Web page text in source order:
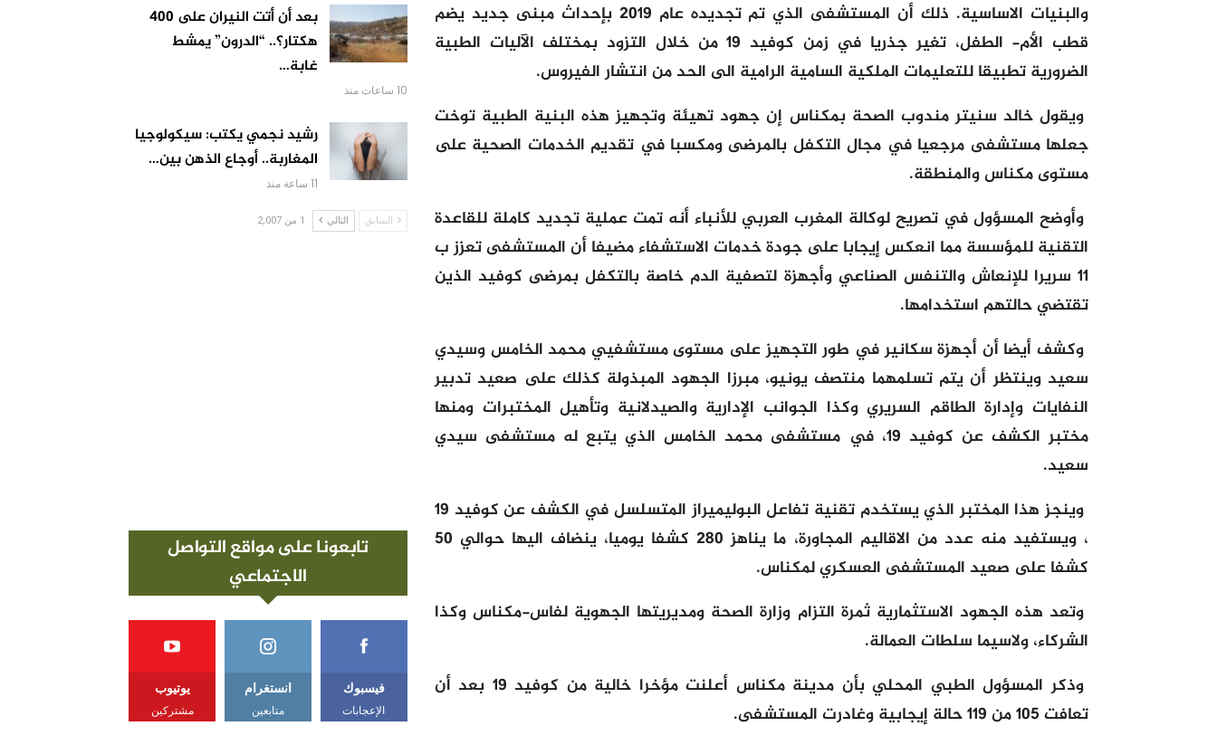
والبنيات الاساسية. ذلك أن المستشفى الذي تم تجديده عام 2019 بإحداث مبنى جديد يضم
قطب الأم- الطفل، تغير جذريا في زمن كوفيد 19 من خلال التزود بمختلف الآليات الطبية
الضرورية تطبيقا للتعليمات الملكية السامية الرامية الى الحد من انتشار الفيروس.
ويقول خالد سنيتر مندوب الصحة بمكناس إن جهود تهيئة وتجهيز هذه البنية الطبية توخت
جعلها مستشفى مرجعيا في مجال التكفل بالمرضى ومكسبا في تقديم الخدمات الصحية على
مستوى مكناس والمنطقة.
وأوضح المسؤول في تصريح لوكالة المغرب العربي للأنباء أنه تمت عملية تجديد كاملة للقاعدة
التقنية للمؤسسة مما انعكس إيجابا على جودة خدمات الاستشفاء مضيفا أن المستشفى تعزز ب
11 سريرا للإنعاش والتنفس الصناعي وأجهزة لتصفية الدم خاصة بالتكفل بمرضى كوفيد الذين
تقتضي حالتهم استخدامها.
وكشف أيضا أن أجهزة سكانير في طور التجهيز على مستوى مستشفيي محمد الخامس وسيدي
سعيد وينتظر أن يتم تسلمهما منتصف يونيو، مبرزا الجهود المبذولة كذلك على صعيد تدبير
النفايات وإدارة الطاقم السريري وكذا الجوانب الإدارية والصيدلانية وتأهيل المختبرات ومنها
مختبر الكشف عن كوفيد 19، في مستشفى محمد الخامس الذي يتبع له مستشفى سيدي
سعيد.
وينجز هذا المختبر الذي يستخدم تقنية تفاعل البوليميراز المتسلسل في الكشف عن كوفيد 19
، ويستفيد منه عدد من الاقاليم المجاورة، ما يناهز 280 كشفا يوميا، ينضاف اليها حوالي 50
كشفا على صعيد المستشفى العسكري لمكناس.
وتعد هذه الجهود الاستثمارية ثمرة التزام وزارة الصحة ومديريتها الجهوية لفاس-مكناس وكذا
الشركاء، ولاسيما سلطات العمالة.
وذكر المسؤول الطبي المحلي بأن مدينة مكناس أعلنت مؤخرا خالية من كوفيد 19 بعد أن
تعافت 105 من 119 حالة إيجابية وغادرت المستشفى.
بعد أن أتت النيران على 400
هكتار؟.. “الدرون” يمشط
غابة…
10 ساعات منذ
رشيد نجمي يكتب: سيكولوجيا
المغاربة.. أوجاع الذهن بين…
11 ساعة منذ
السابق التالي 1 من 2,007
تابعونا على مواقع التواصل
الاجتماعي
فيسبوك
الإعجابات
انستغرام
متابعين
يوتيوب
مشتركين